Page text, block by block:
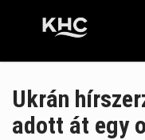
Ukrán
adott át egy